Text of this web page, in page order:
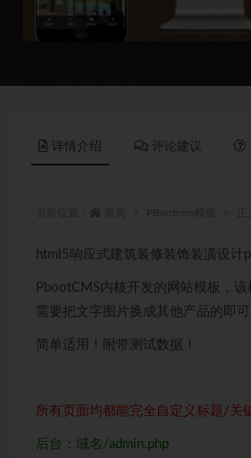
详情介绍 评论建议
html5响应式建筑装修装饰装潢设计
PbootCMS内核开发的网站模板，
需要把文字图片换成其他产品的即可
简单适用！附带测试数据！
所有页面均都能完全自定义标题/关
后台：域名/admin.php